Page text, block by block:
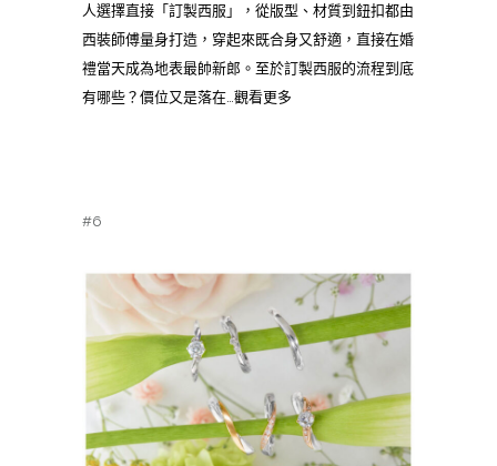
人選擇直接「訂製西服」，從版型、材質到鈕扣都由
西裝師傅量身打造，穿起來既合身又舒適，直接在婚
禮當天成為地表最帥新郎。至於訂製西服的流程到底
有哪些？價位又是落在…觀看更多
#6